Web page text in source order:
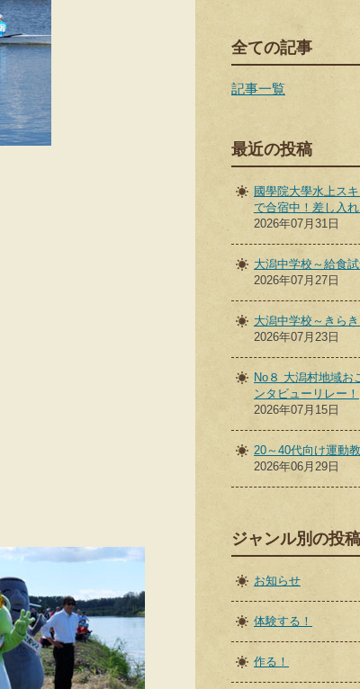
全ての記事
記事一覧
最近の投稿
國學院大學水上ス
で合宿中！差し入れ
2026年07月31日
大潟中学校～給食
2026年07月27日
大潟中学校～きらき
2026年07月23日
No８ 大潟村地域お
ンタビューリレー！
2026年07月15日
20～40代向け運動
2026年06月29日
ジャンル別の投稿
お知らせ
体験する！
作る！